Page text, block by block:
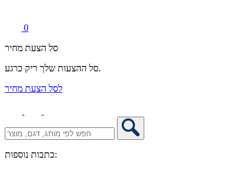
0
סל הצעת מחיר
סל ההצעות שלך ריק כרגע.
לסל הצעת מחיר
כתבות נוספות: